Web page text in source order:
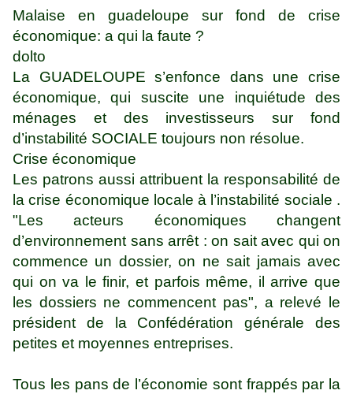
Malaise en guadeloupe sur fond de crise
économique: a qui la faute ?
dolto
La GUADELOUPE s’enfonce dans une crise
économique, qui suscite une inquiétude des
ménages et des investisseurs sur fond
d’instabilité SOCIALE toujours non résolue.
Crise économique
Les patrons aussi attribuent la responsabilité de
la crise économique locale à l’instabilité sociale .
"Les acteurs économiques changent
d’environnement sans arrêt : on sait avec qui on
commence un dossier, on ne sait jamais avec
qui on va le finir, et parfois même, il arrive que
les dossiers ne commencent pas", a relevé le
président de la Confédération générale des
petites et moyennes entreprises.
Tous les pans de l’économie sont frappés par la